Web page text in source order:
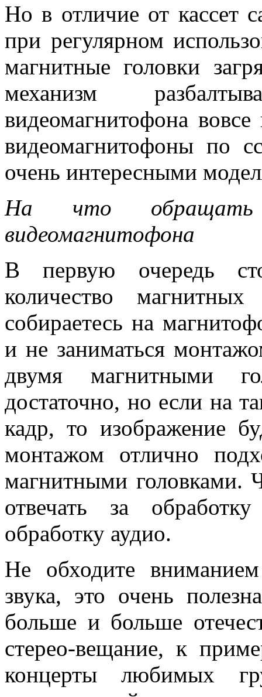
Но в отличие от кассет
при регулярном
магнитные головки
механизм
видеомагнитофона
видеомагнитофоны по
очень интересными
На что обращать
видеомагнитофона
В первую очередь
количество
собираетесь на
и не заниматься
двумя магнитными
достаточно, но если на
кадр, то изображение
монтажом отлично
магнитными головками.
отвечать за
обработку аудио.
Не обходите
звука, это очень
больше и больше
стерео-вещание, к
концерты любимых